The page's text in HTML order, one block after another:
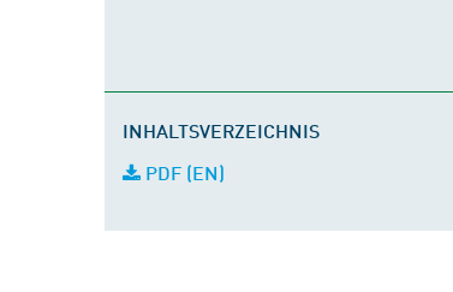
INHALTSVERZEICHNIS
PDF (EN)